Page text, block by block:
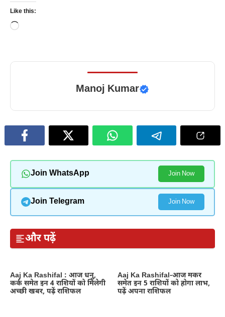
Like this:
Loading…
Manoj Kumar
Join WhatsApp Join Now
Join Telegram Join Now
और पढ़ें
Aaj Ka Rashifal : आज धनु,
कर्क समेत इन 4 राशियों को मिलेगी
अच्छी खबर, पढ़ें राशिफल
Aaj Ka Rashifal-आज मकर
समेत इन 5 राशियों को होगा लाभ,
पढ़ें अपना राशिफल